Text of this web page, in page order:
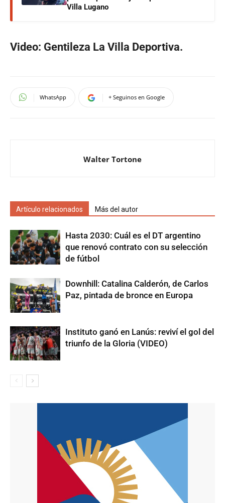
Villa Lugano
Video: Gentileza La Villa Deportiva.
WhatsApp + Seguinos en Google
Walter Tortone
Artículo relacionados Más del autor
Hasta 2030: Cuál es el DT argentino
que renovó contrato con su selección
de fútbol
Downhill: Catalina Calderón, de Carlos
Paz, pintada de bronce en Europa
Instituto ganó en Lanús: reviví el gol del
triunfo de la Gloria (VIDEO)